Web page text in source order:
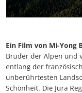
Ein Film von Mi-Yong
Bruder der Alpen und
entlang der
unberührtesten
Schönheit. Die Jura